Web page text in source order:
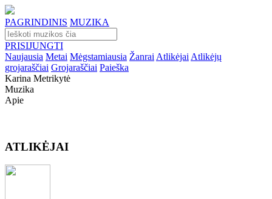
PAGRINDINIS MUZIKA
PRISIJUNGTI
Naujausia Metai Mėgstamiausia Žanrai Atlikėjai Atlikėjų
grojaraščiai Grojaraščiai Paieška
Karina Metrikytė
Muzika
Apie
ATLIKĖJAI